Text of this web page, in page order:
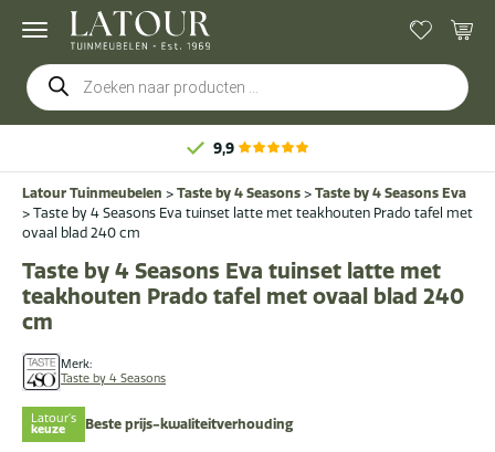
Producten
zoeken
9,9
Latour Tuinmeubelen > Taste by 4 Seasons > Taste by 4 Seasons Eva
> Taste by 4 Seasons Eva tuinset latte met teakhouten Prado tafel met
ovaal blad 240 cm
Merk:
Taste by 4 Seasons
Taste by 4 Seasons Eva tuinset latte met
teakhouten Prado tafel met ovaal blad 240
cm
Latour's
keuze Beste prijs-kwaliteitverhouding